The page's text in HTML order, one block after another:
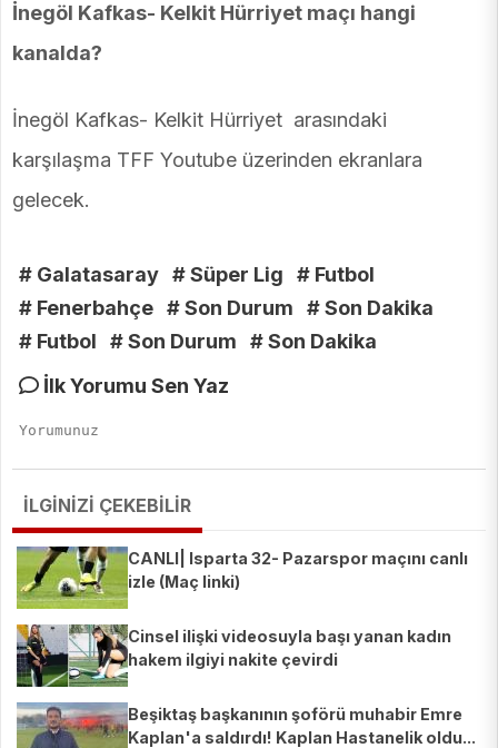
İnegöl Kafkas- Kelkit Hürriyet maçı hangi
kanalda?
İnegöl Kafkas- Kelkit Hürriyet arasındaki
karşılaşma TFF Youtube üzerinden ekranlara
gelecek.
# Galatasaray # Süper Lig
# Futbol
# Fenerbahçe # Son Durum
# Son Dakika
# Futbol
# Son Durum
# Son Dakika
İlk Yorumu Sen Yaz
İLGİNİZİ ÇEKEBİLİR
CANLI| Isparta 32- Pazarspor maçını canlı
izle (Maç linki)
Cinsel ilişki videosuyla başı yanan kadın
hakem ilgiyi nakite çevirdi
Beşiktaş başkanının şoförü muhabir Emre
Kaplan'a saldırdı! Kaplan Hastanelik oldu...